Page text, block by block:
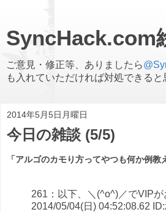
SyncHack.com
ご意見・修正等、ありましたら
も入れていただければ対処できると
2014年5月5日月曜日
今日の雑談 (5/5)
「アルゴのカモり方ってやつも何か例教
261：以下、＼(^o^)／でVIPが
2014/05/04(日) 04:52:08.62